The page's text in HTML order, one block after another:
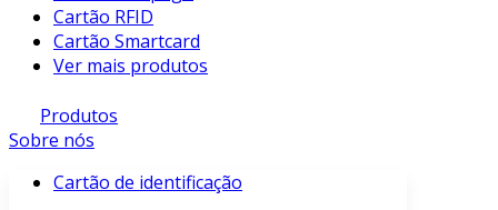
Cartão RFID
Cartão Smartcard
Ver mais produtos
Produtos
Sobre nós
Cartão de identificação